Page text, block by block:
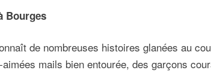
Bourges
de nombreuses histoires glanées au
mails bien entourée, des garçons